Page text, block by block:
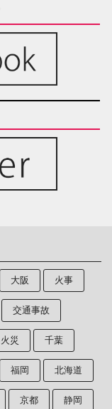
大阪 火事
交通事故
火災 千葉
福岡 北海道
京都 静岡